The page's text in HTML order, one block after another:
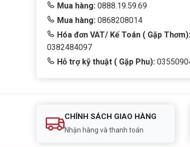
Mua hàng: 0888.19.59.69
Mua hàng: 0868208014
Hóa đơn VAT/ Kế Toán ( Gặp Thơm):
0382484097
Hỗ trợ kỹ thuật ( Gặp Phu):
CHÍNH SÁCH GIAO HÀNG
Nhận hàng và thanh toán